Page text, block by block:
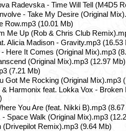
Radevska - Time Will Tell (M4D5
- Take My Desire (Original
Row.mp3 (10.01 Mb)
Me Up (Rob & Chris Club
Alicia Madison - Gravity.mp3 (16.53
Here It Comes (Original Mix).mp3
(Original Mix).mp3 (12.97 Mb)
(7.21 Mb)
Got Me Rocking (Original Mix).mp3
Harmonix feat. Lokka Vox -
You Are (feat. Nikki B).mp3 (8.67
Space Walk (Original Mix).mp3
(Drivepilot Remix).mp3 (9.64 Mb)